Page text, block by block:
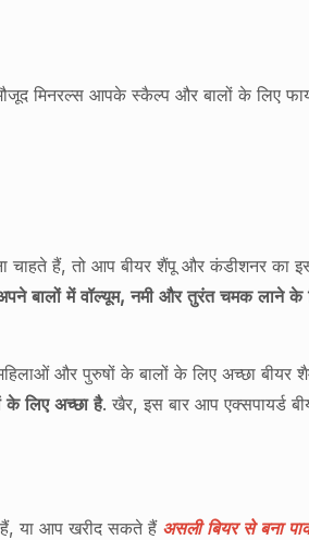
मिनरल्स आपके स्‍कैल्‍प और बालों के लिए
चाहते हैं, तो आप बीयर शैंपू और कंडीशनर
बालों में वॉल्यूम, नमी और तुरंत चमक लाने के
और पुरुषों के बालों के लिए अच्छा बीयर
के लिए अच्छा है. खैर, इस बार आप एक्सपायर्ड
हैं, या आप खरीद सकते हैं असली बियर से बना